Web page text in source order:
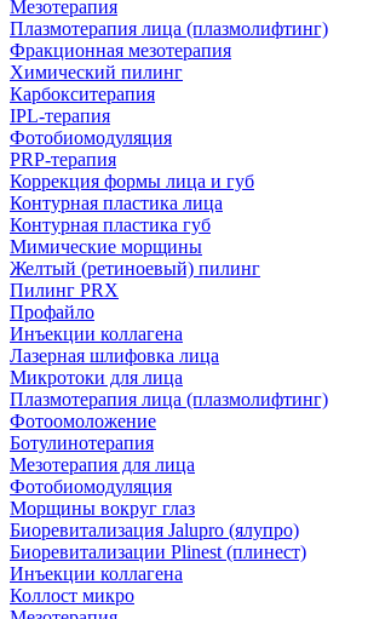
Мезотерапия
Плазмотерапия лица (плазмолифтинг)
Фракционная мезотерапия
Химический пилинг
Карбокситерапия
IPL‑терапия
Фотобиомодуляция
PRP-терапия
Коррекция формы лица и губ
Контурная пластика лица
Контурная пластика губ
Мимические морщины
Желтый (ретиноевый) пилинг
Пилинг PRX
Профайло
Инъекции коллагена
Лазерная шлифовка лица
Микротоки для лица
Плазмотерапия лица (плазмолифтинг)
Фотоомоложение
Ботулинотерапия
Мезотерапия для лица
Фотобиомодуляция
Морщины вокруг глаз
Биоревитализация Jalupro (ялупро)
Биоревитализации Plinest (плинест)
Инъекции коллагена
Коллост микро